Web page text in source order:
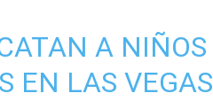
A NIÑOS
EN LAS VEGAS